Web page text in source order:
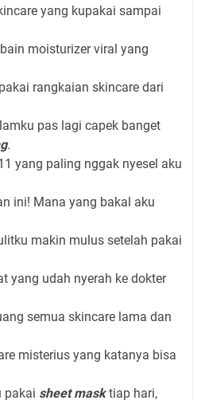
yang kupakai sampai
moisturizer viral yang
rangkaian skincare dari
pas lagi capek banget
.
yang paling nggak nyesel aku
ini! Mana yang bakal aku
makin mulus setelah pakai
yang udah nyerah ke dokter
semua skincare lama dan
misterius yang katanya bisa
pakai sheet masktiap hari,